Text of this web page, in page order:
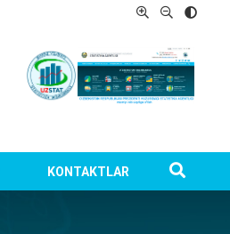
KONTAKTLAR